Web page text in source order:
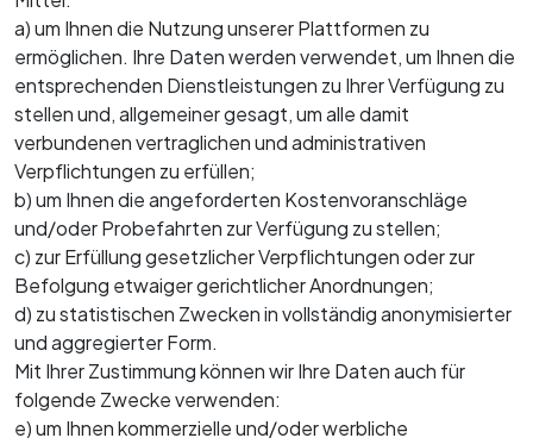
a) um Ihnen die Nutzung unserer Plattformen zu
ermöglichen. Ihre Daten werden verwendet, um Ihnen die
entsprechenden Dienstleistungen zu Ihrer Verfügung zu
stellen und, allgemeiner gesagt, um alle damit
verbundenen vertraglichen und administrativen
Verpflichtungen zu erfüllen;
b) um Ihnen die angeforderten Kostenvoranschläge
und/oder Probefahrten zur Verfügung zu stellen;
c) zur Erfüllung gesetzlicher Verpflichtungen oder zur
Befolgung etwaiger gerichtlicher Anordnungen;
d) zu statistischen Zwecken in vollständig anonymisierter
und aggregierter Form.
Mit Ihrer Zustimmung können wir Ihre Daten auch für
folgende Zwecke verwenden:
e) um Ihnen kommerzielle und/oder werbliche